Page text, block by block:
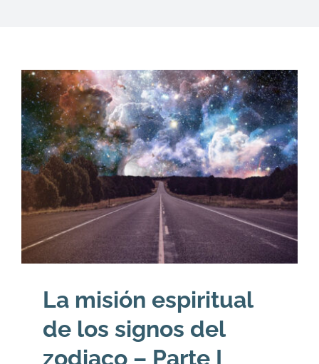
ARTÍCULOS
ACERCA
CONTACTO
Carrito
La misión espiritual
de los signos del
zodiaco – Parte I